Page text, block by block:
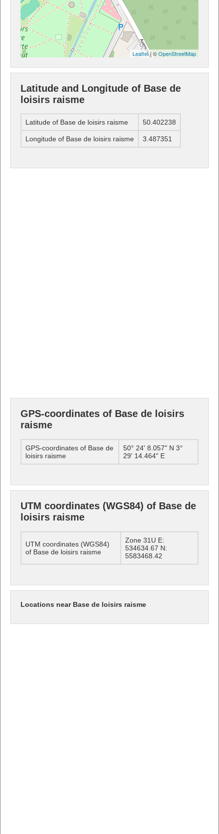
Leaflet| ©OpenStreetMap
Latitude and Longitude of Base de
loisirs raisme
Latitude of Base de loisirs raisme 50.402238
Longitude of Base de loisirs raisme 3.487351
GPS-coordinates of Base de loisirs
raisme
GPS-coordinates of Base de
loisirs raisme
50° 24' 8.057" N 3°
29' 14.464" E
UTM coordinates (WGS84) of Base de
loisirs raisme
UTM coordinates (WGS84)
of Base de loisirs raisme
Zone 31U E:
534634.67 N:
5583468.42
Locations near Base de loisirs raisme